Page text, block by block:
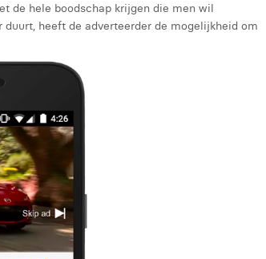
de hele boodschap krijgen die men wil
heeft de adverteerder de mogelijkheid om